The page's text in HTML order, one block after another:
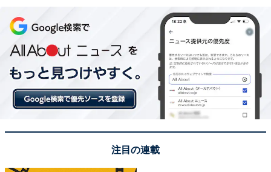
注目の連載